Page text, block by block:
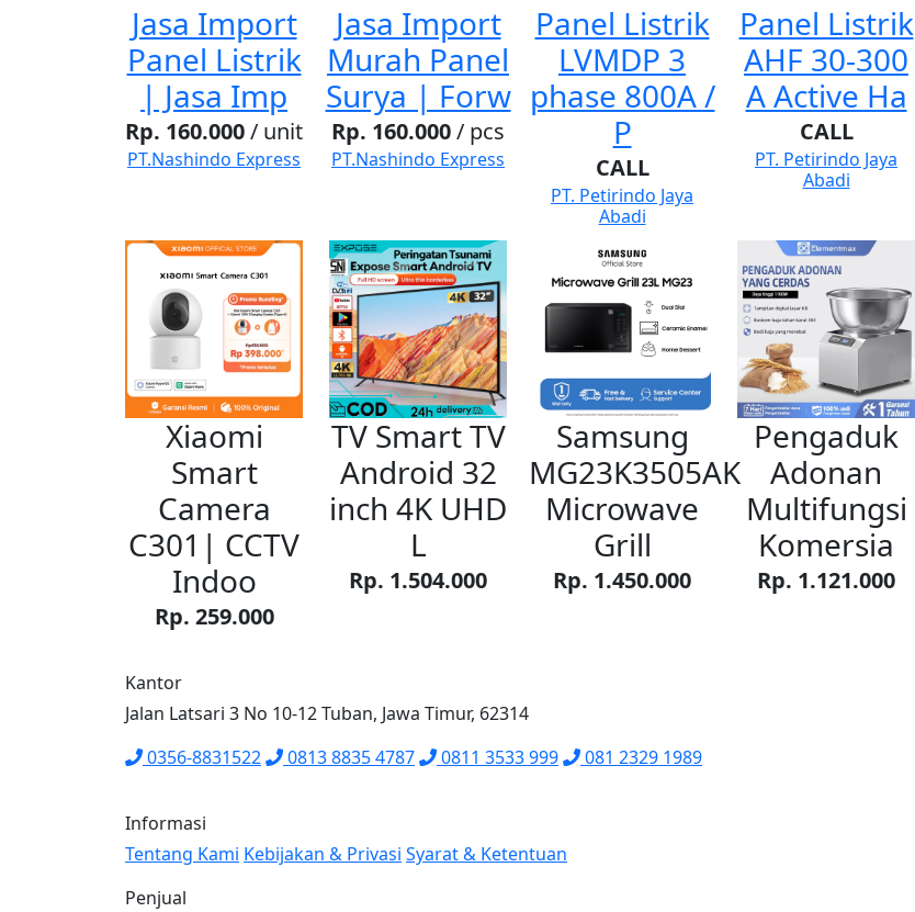
Jasa Import
Panel Listrik
| Jasa Imp
Rp. 160.000/ unit
PT.Nashindo Express
Jasa Import
Murah Panel
Surya | Forw
Rp. 160.000/ pcs
PT.Nashindo Express
Panel Listrik
LVMDP 3
phase 800A /
P
CALL
PT. Petirindo Jaya
Abadi
Panel Listrik
AHF 30-300
A Active Ha
CALL
PT. Petirindo Jaya
Abadi
Xiaomi
Smart
Camera
C301| CCTV
Indoo
Rp. 259.000
TV Smart TV
Android 32
inch 4K UHD
L
Rp. 1.504.000
Samsung
MG23K3505AK
Microwave
Grill
Rp. 1.450.000
Pengaduk
Adonan
Multifungsi
Komersia
Rp. 1.121.000
Kantor
Jalan Latsari 3 No 10-12 Tuban, Jawa Timur, 62314
0356-8831522
0813 8835 4787 0811 3533 999 081 2329 1989
Informasi
Tentang Kami Kebijakan & Privasi Syarat & Ketentuan
Penjual